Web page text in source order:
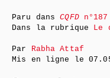
Paru dansCQFDn°187
Dans la rubrique Le
Par Rabha Attaf
Mis en ligne le